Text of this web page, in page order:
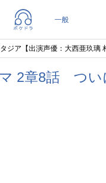
出演声優：大西亜玖璃 相良茉
2章8話 つい